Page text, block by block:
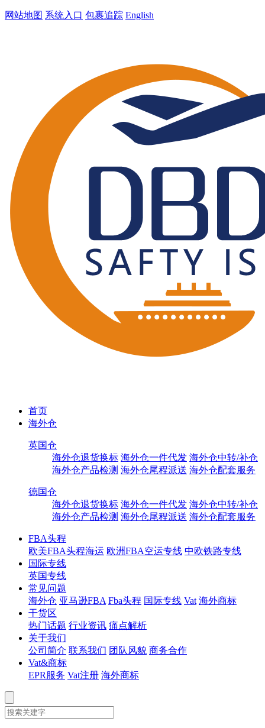
网站地图 系统入口 包裹追踪 English
首页
海外仓
英国仓
海外仓退货换标 海外仓一件代发 海外仓中转/补仓
海外仓产品检测 海外仓尾程派送 海外仓配套服务
德国仓
海外仓退货换标 海外仓一件代发 海外仓中转/补仓
海外仓产品检测 海外仓尾程派送 海外仓配套服务
FBA头程
欧美FBA头程海运 欧洲FBA空运专线 中欧铁路专线
国际专线
英国专线
常见问题
海外仓 亚马逊FBA Fba头程 国际专线 Vat 海外商标
干货区
热门话题 行业资讯 痛点解析
关于我们
公司简介 联系我们 团队风貌 商务合作
Vat&商标
EPR服务 Vat注册 海外商标